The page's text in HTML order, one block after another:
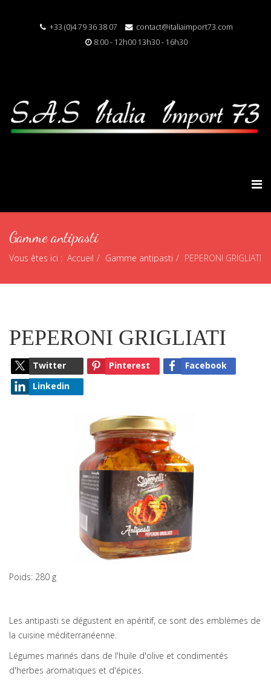
+33 (0)4 79 36 38 07
contact@italiaimport73.com
8:00 - 12h00 13h30 - 16h30
Gamme antipasti
Vous êtes ici : Accueil Gamme antipasti PEPERONI GRIGLIATI
PEPERONI GRIGLIATI
Twitter Pinterest
Facebook
Linkedin
Poids: 280 g
Les antipasti se dégustent en apéritif, ce sont des emblèmes de
la cuisine méditerranéenne.
Légumes marinés dans de l'huile d'olive et condimentés
d'herbes aromatiques et d'épices.